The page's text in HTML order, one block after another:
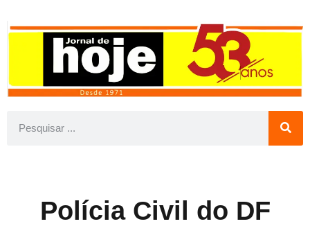
Polícia Civil do DF